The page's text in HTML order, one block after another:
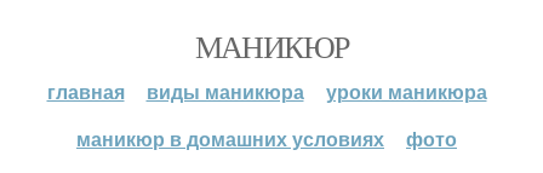
МАНИКЮР
главная виды маникюра
уроки маникюра
маникюр в домашних условиях
фото